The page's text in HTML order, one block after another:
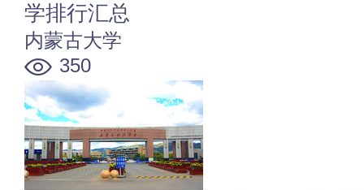
学排行汇总
内蒙古大学
350